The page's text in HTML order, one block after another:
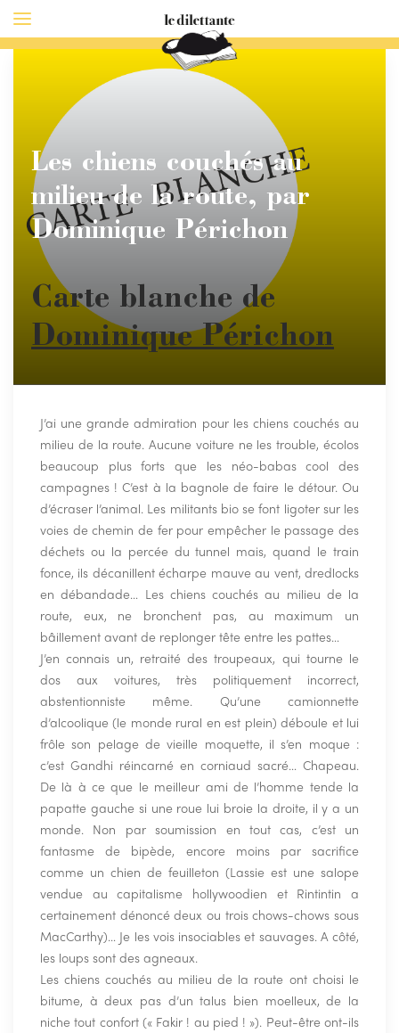
Les chiens couchés au
milieu de la route, par
Dominique Périchon
Carte blanche de
Dominique Périchon
J’ai une grande admiration pour les chiens couchés au
milieu de la route. Aucune voiture ne les trouble, écolos
beaucoup plus forts que les néo-babas cool des
campagnes ! C’est à la bagnole de faire le détour. Ou
d’écraser l’animal. Les militants bio se font ligoter sur les
voies de chemin de fer pour empêcher le passage des
déchets ou la percée du tunnel mais, quand le train
fonce, ils décanillent écharpe mauve au vent, dredlocks
en débandade… Les chiens couchés au milieu de la
route, eux, ne bronchent pas, au maximum un
bâillement avant de replonger tête entre les pattes…
J’en connais un, retraité des troupeaux, qui tourne le
dos aux voitures, très politiquement incorrect,
abstentionniste même. Qu’une camionnette
d’alcoolique (le monde rural en est plein) déboule et lui
frôle son pelage de vieille moquette, il s’en moque :
c’est Gandhi réincarné en corniaud sacré… Chapeau.
De là à ce que le meilleur ami de l’homme tende la
papatte gauche si une roue lui broie la droite, il y a un
monde. Non par soumission en tout cas, c’est un
fantasme de bipède, encore moins par sacrifice
comme un chien de feuilleton (Lassie est une salope
vendue au capitalisme hollywoodien et Rintintin a
certainement dénoncé deux ou trois chows-chows sous
MacCarthy)… Je les vois insociables et sauvages. A côté,
les loups sont des agneaux.
Les chiens couchés au milieu de la route ont choisi le
bitume, à deux pas d’un talus bien moelleux, de la
niche tout confort (« Fakir ! au pied ! »). Peut-être ont-ils